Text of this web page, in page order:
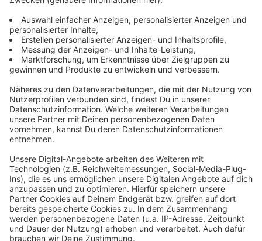
Senioren in Leverkusen können Führerschein gegen 49-
Euro-Ticket tauschen
Bayer weiht Mahnmal in Leverkusen ein
Heiße Tage in Leverkusen: Stadt plant Maßnahmen
Anzeige
Anzeige